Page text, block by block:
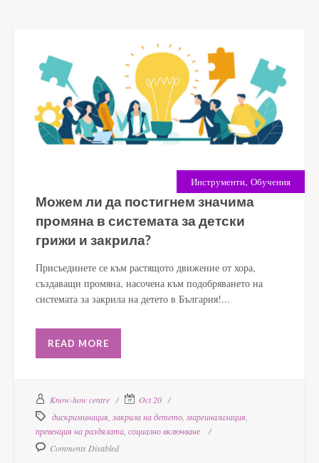
Инструменти, Обучения
Можем ли да постигнем значима
промяна в системата за детски
грижи и закрила?
Присъединете се към растящото движение от хора,
създаващи промяна, насочена към подобряването на
системата за закрила на детето в България!...
READ MORE
Know-how centre
Oct 20
дискриминация закрила на детето маргинализация
превенция на раздялата социално включване
Comments Disabled